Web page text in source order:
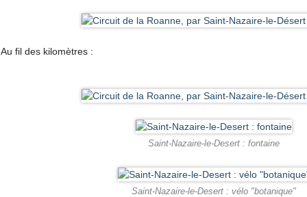
Au fil des kilomètres :
Saint-Nazaire-le-Desert : fontaine
Saint-Nazaire-le-Desert : vélo "botanique"